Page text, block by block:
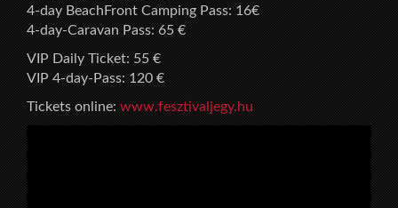
4-day BeachFront Camping Pass: 16€
4-day-Caravan Pass: 65 €
VIP Daily Ticket: 55 €
VIP 4-day-Pass: 120 €
Tickets online:www.fesztivaljegy.hu